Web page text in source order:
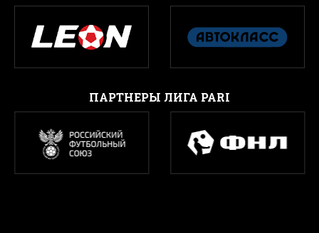
ПАРТНЕРЫ ЛИГА PARI